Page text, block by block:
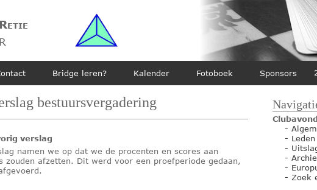
Bridge leren? Kalender Fotoboek Sponsors
bestuursvergadering
verslag
namen we op dat we de procenten en scores aan
zouden afzetten. Dit werd voor een proefperiode gedaan,
-
- Leden
-
-
-
- Zoek